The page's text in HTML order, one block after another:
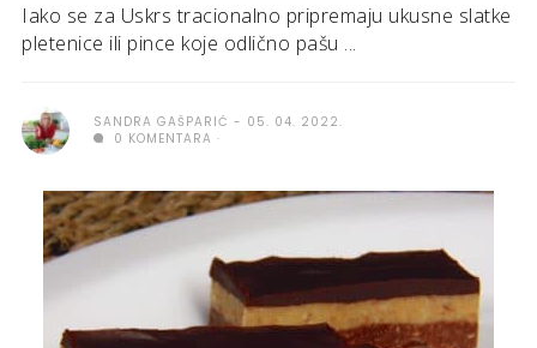
Iako se za Uskrs tracionalno pripremaju ukusne slatke
pletenice ili pince koje odlično pašu ...
SANDRA GAŠPARIĆ
05. 04. 2022.
0 KOMENTARA